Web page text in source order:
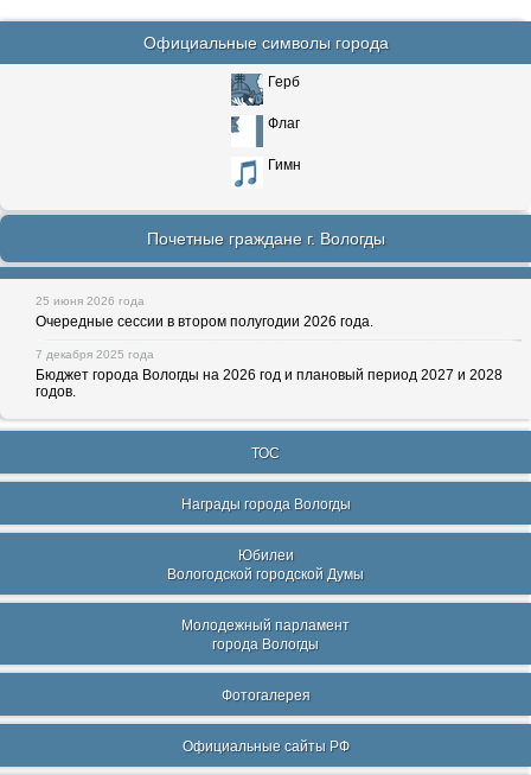
Официальные символы города
Герб
Флаг
Гимн
Почетные граждане г. Вологды
25 июня 2026 года
Очередные сессии в втором полугодии 2026 года.
7 декабря 2025 года
Бюджет города Вологды на 2026 год и плановый период 2027 и 2028
годов.
ТОС
Награды города Вологды
Юбилеи
Вологодской городской Думы
Молодежный парламент
города Вологды
Фотогалерея
Официальные сайты РФ